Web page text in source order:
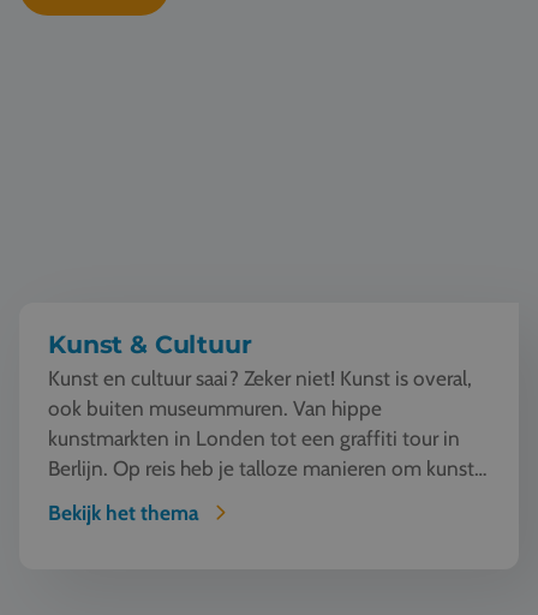
Kunst & Cultuur
Kunst en cultuur saai? Zeker niet! Kunst is overal,
ook buiten museummuren. Van hippe
kunstmarkten in Londen tot een graffiti tour in
Berlijn. Op reis heb je talloze manieren om kunst
te beleven en...
Bekijk het thema